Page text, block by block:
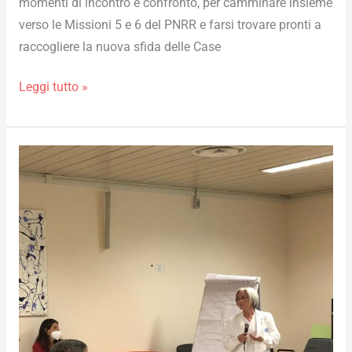
momenti di incontro e confronto, per camminare insieme
verso le Missioni 5 e 6 del PNRR e farsi trovare pronti a
raccogliere la nuova sfida delle Case
Leggi tutto »
Conoscersi,
Confrontarsi,
il
nuovo
calendario
di
Cantieri
della